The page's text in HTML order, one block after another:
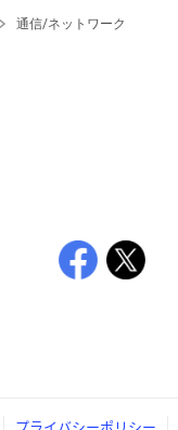
通信/ネットワーク